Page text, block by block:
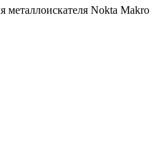
металлоискателя Nokta Makro